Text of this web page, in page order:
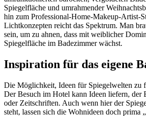
Spiegelfläche und umrahmender
hin zum Professional-Home-Makeup-Artist-
Lichtkonzepten reicht das Spektrum. Man
sein, um zu ahnen, dass mit weiblicher
Spiegelfläche im Badezimmer wächst.
Inspiration für das eigene
Die Möglichkeit, Ideen für Spiegelwelten zu
Der Besuch im Hotel kann Ideen liefern, der
oder Zeitschriften. Auch wenn hier der
steht, lassen sich die Wohnideen doch prima